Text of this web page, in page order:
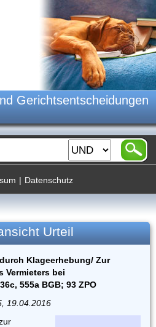
Gerichtsentscheidungen
| Datenschutz
Urteil
Klageerhebung/ Zur
bei
555a BGB; 93 ZPO
19.04.2016